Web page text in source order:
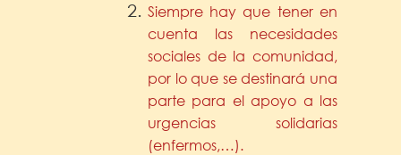
Siempre hay que tener en
cuenta las necesidades
sociales de la comunidad,
por lo que se destinará una
parte para el apoyo a las
urgencias solidarias
(enfermos,…).